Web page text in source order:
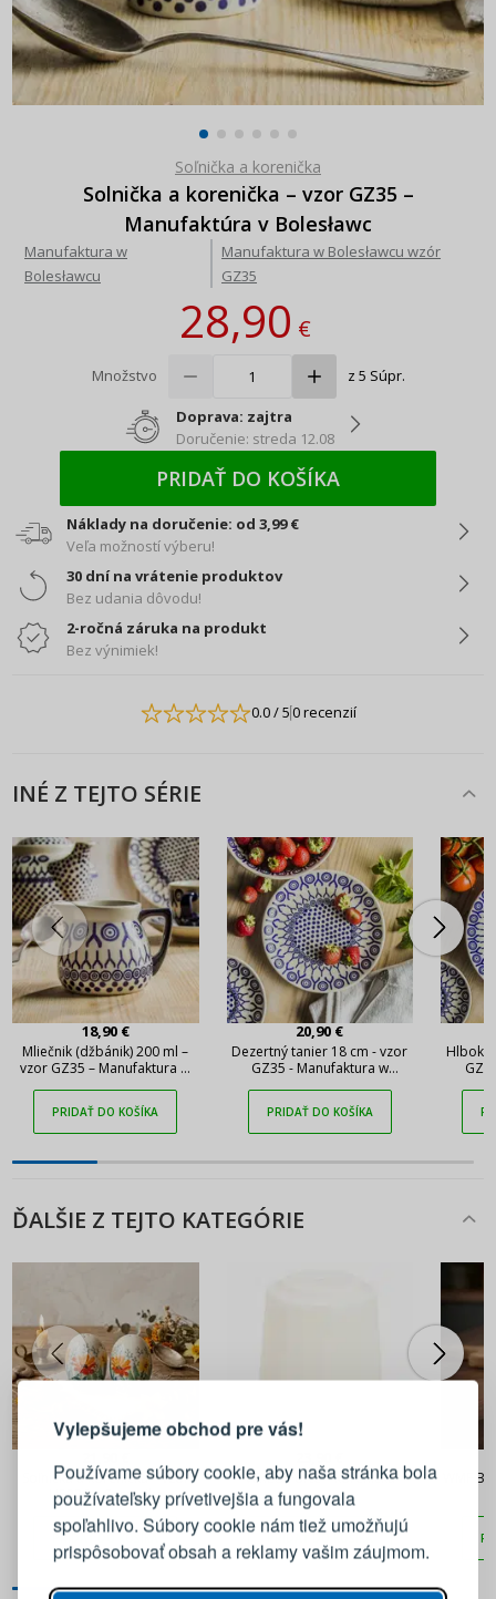
Vylepšujeme obchod pre vás!
Používame súbory cookie, aby naša stránka bola
používateľsky prívetivejšia a fungovala
spoľahlivo. Súbory cookie nám tiež umožňujú
prispôsobovať obsah a reklamy vašim záujmom.
Soľnička a korenička
Solnička a korenička – vzor GZ35 –
Manufaktúra v Bolesławc
Manufaktura w
Bolesławcu
Manufaktura w Bolesławcu wzór
GZ35
28,90€
Množstvo z 5 Súpr.
Doprava: zajtra
Doručenie: streda 12.08
PRIDAŤ DO KOŠÍKA
Náklady na doručenie: od 3,99 €
Veľa možností výberu!
30 dní na vrátenie produktov
Bez udania dôvodu!
2-ročná záruka na produkt
Bez výnimiek!
0.0/ 50 recenzií
INÉ Z TEJTO SÉRIE
18,90 €
Mliečnik (džbánik) 200 ml –
vzor GZ35 – Manufaktura w
PRIDAŤ DO KOŠÍKA
20,90 €
Dezertný tanier 18 cm - vzor
GZ35 - Manufaktura w
PRIDAŤ DO KOŠÍKA
Hlboký
ĎALŠIE Z TEJTO KATEGÓRIE
Soľnička a korenička – vzor
U5226 – Ceramika
Artystyczna w Bolesławcu
PRIDAŤ DO KOŠÍKA
VERLO Forte – korenička
PRIDAŤ DO KOŠÍKA
WMF
PRIHLÁSENIE
Prihláste sa k svojmu účtu
E-mail